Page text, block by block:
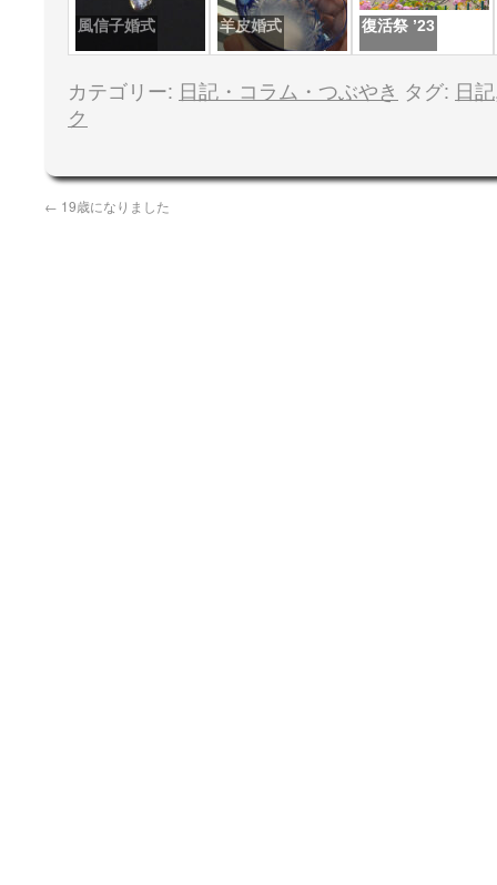
風信子婚式 羊皮婚式 復活祭 ’23
カテゴリー: 日記・コラム・つぶやき タグ: 日記
ク
← 19歳になりました